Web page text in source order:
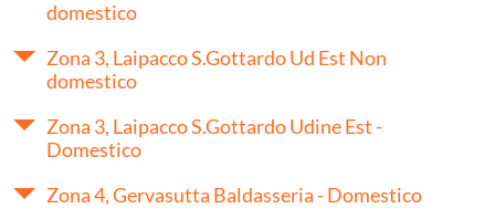
domestico
Zona 3, Laipacco S.Gottardo Ud Est Non
domestico
Zona 3, Laipacco S.Gottardo Udine Est -
Domestico
Zona 4, Gervasutta Baldasseria - Domestico